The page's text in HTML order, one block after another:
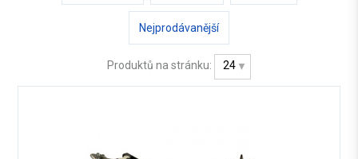
Nejprodávanější
Produktů na stránku: 24